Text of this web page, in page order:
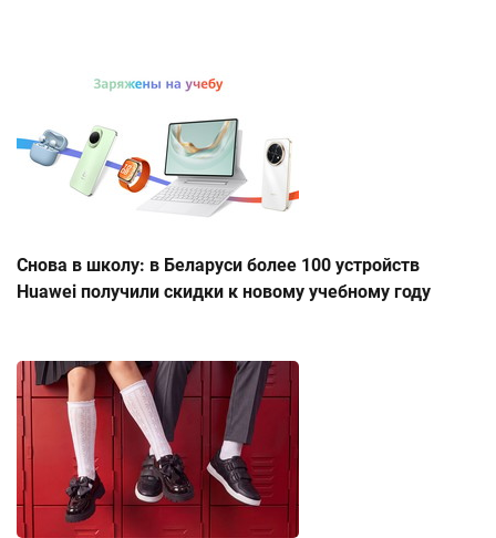
Снова в школу: в Беларуси более 100 устройств
Huawei получили скидки к новому учебному году